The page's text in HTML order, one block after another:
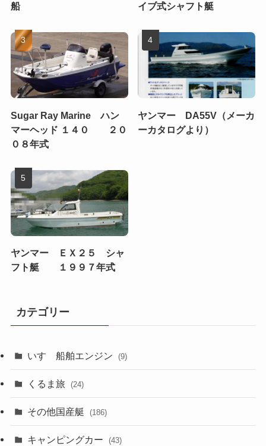
船 イブ式シャフト艇
Sugar Ray Marine ハン
マーヘッド １４０ ２０
０８年式
ヤンマー DA55V（メーカ
ーカタログより）
ヤンマー ＥＸ２５ シャ
フト艇 １９９７年式
カテゴリー
いすゞ船舶エンジン (9)
くるま旅 (24)
その他国産艇 (186)
キャンピングカー (43)